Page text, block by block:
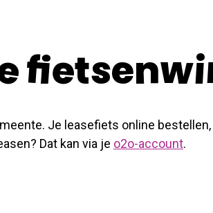
Je leasefiets online
Dat kan via je o2o-account.